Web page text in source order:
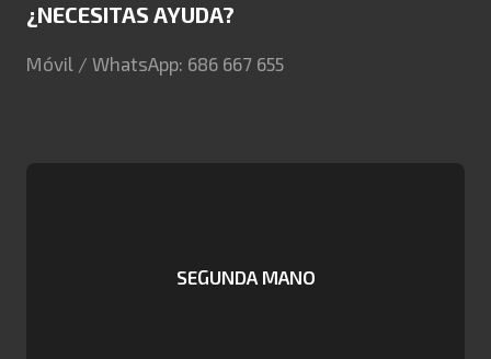
¿NECESITAS AYUDA?
Móvil / WhatsApp: 686 667 655
SEGUNDA MANO